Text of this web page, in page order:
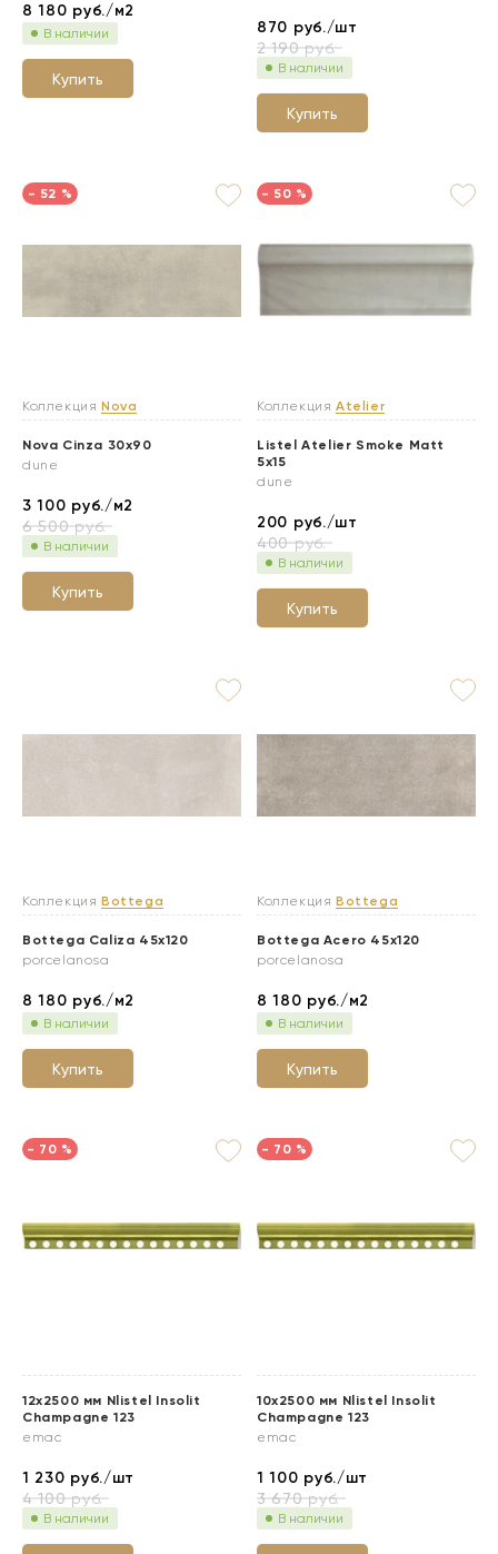
8 180 руб./м2
В наличии
Купить
870 руб./шт
2 190руб.
В наличии
Купить
- 52 %
Коллекция Nova
Nova Cinza 30x90
dune
3 100 руб./м2
6 500руб.
В наличии
Купить
- 50 %
Коллекция Atelier
Listel Atelier Smoke Matt
5x15
dune
200 руб./шт
400руб.
В наличии
Купить
Коллекция Bottega
Bottega Caliza 45x120
porcelanosa
8 180 руб./м2
В наличии
Купить
Коллекция Bottega
Bottega Acero 45x120
porcelanosa
8 180 руб./м2
В наличии
Купить
- 70 %
12x2500 мм Nlistel Insolit
Champagne 123
emac
1 230 руб./шт
4 100руб.
В наличии
- 70 %
10x2500 мм Nlistel Insolit
Champagne 123
emac
1 100 руб./шт
3 670руб.
В наличии